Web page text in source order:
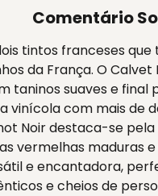
Comentário
tintos franceses
da França. O Calvet
taninos suaves e
vinícola com mais de
Noir destaca-se
vermelhas maduras
e encantadora,
e cheios de